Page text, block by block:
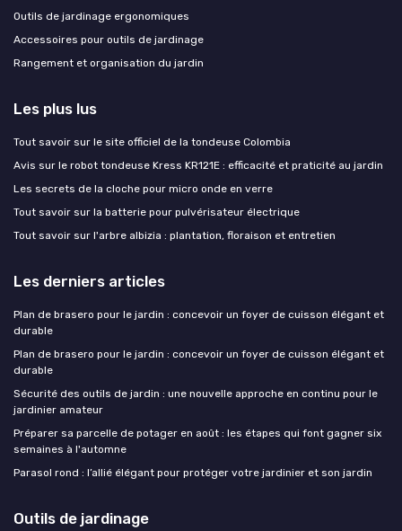
Outils de jardinage ergonomiques
Accessoires pour outils de jardinage
Rangement et organisation du jardin
Les plus lus
Tout savoir sur le site officiel de la tondeuse Colombia
Avis sur le robot tondeuse Kress KR121E : efficacité et praticité au jardin
Les secrets de la cloche pour micro onde en verre
Tout savoir sur la batterie pour pulvérisateur électrique
Tout savoir sur l'arbre albizia : plantation, floraison et entretien
Les derniers articles
Plan de brasero pour le jardin : concevoir un foyer de cuisson élégant et
durable
Plan de brasero pour le jardin : concevoir un foyer de cuisson élégant et
durable
Sécurité des outils de jardin : une nouvelle approche en continu pour le
jardinier amateur
Préparer sa parcelle de potager en août : les étapes qui font gagner six
semaines à l'automne
Parasol rond : l’allié élégant pour protéger votre jardinier et son jardin
Outils de jardinage